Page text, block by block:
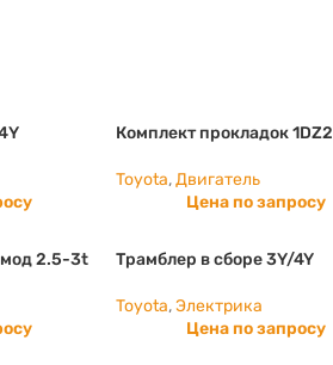
Комплект прокладок 1DZ2
Toyota, Двигатель
Цена по запросу
2.5-3t Трамблер в сборе 3Y/4Y
Toyota, Электрика
Цена по запросу